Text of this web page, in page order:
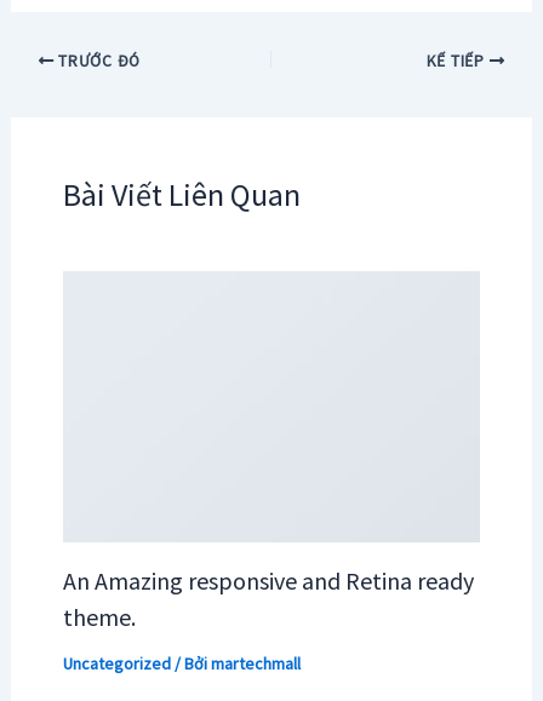
TRƯỚC ĐÓ KẾ TIẾP
Bài Viết Liên Quan
An Amazing responsive and Retina ready
theme.
Uncategorized/ Bởimartechmall